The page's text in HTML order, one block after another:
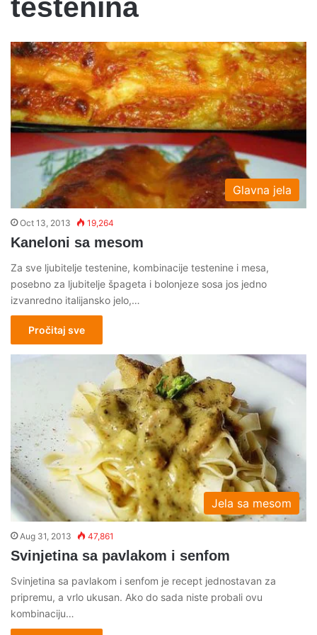
testenina
Glavna jela
Oct 13, 2013 19,264
Kaneloni sa mesom
Za sve ljubitelje testenine, kombinacije testenine i mesa,
posebno za ljubitelje špageta i bolonjeze sosa jos jedno
izvanredno italijansko jelo,…
Pročitaj sve
Jela sa mesom
Aug 31, 2013 47,861
Svinjetina sa pavlakom i senfom
Svinjetina sa pavlakom i senfom je recept jednostavan za
pripremu, a vrlo ukusan. Ako do sada niste probali ovu
kombinaciju…